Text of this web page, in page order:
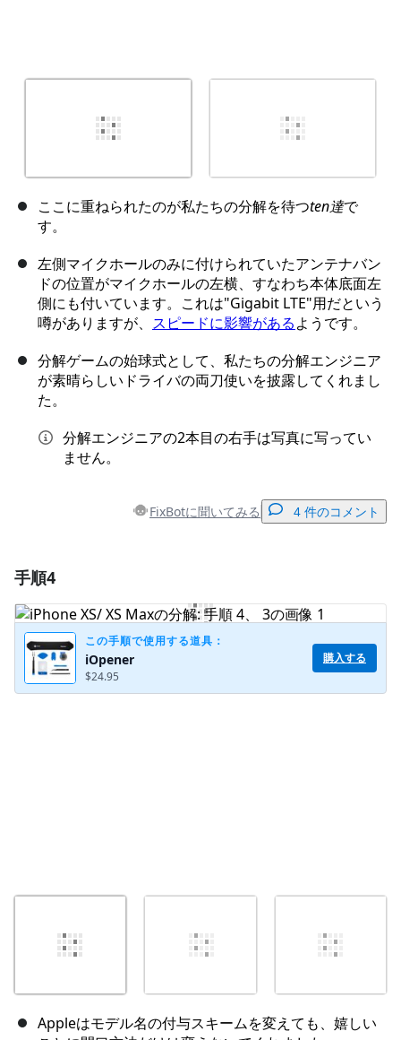
ここに重ねられたのが私たちの分解を待つten達で
す。
左側マイクホールのみに付けられていたアンテナバン
ドの位置がマイクホールの左横、すなわち本体底面左
側にも付いています。これは"Gigabit LTE"用だという
噂がありますが、 スピードに影響があるようです。
分解ゲームの始球式として、私たちの分解エンジニア
が素晴らしいドライバの両刀使いを披露してくれまし
た。
分解エンジニアの2本目の右手は写真に写ってい
ません。
FixBotに聞いてみる 4 件のコメント
コメントを追加
手順4
この手順で使用する道具：
iOpener
$24.95
購入する
Appleはモデル名の付与スキームを変えても、嬉しい